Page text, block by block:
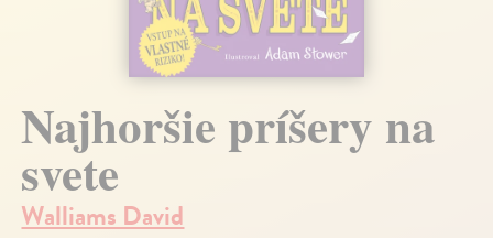
Najhoršie príšery na
svete
Walliams David